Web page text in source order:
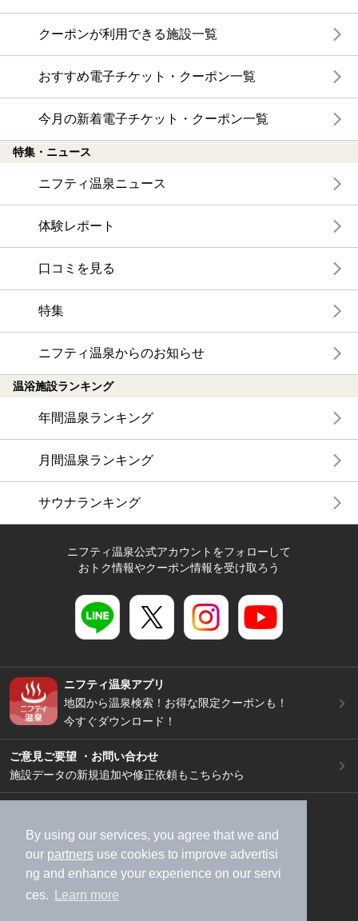
By using our services, you agree that we and
our partners use cookies to improve advertisi
ng and enhance your experience on our servi
ces.
Learn more
クーポンが利用できる施設一覧
おすすめ電子チケット・クーポン一覧
今月の新着電子チケット・クーポン一覧
特集・ニュース
ニフティ温泉ニュース
体験レポート
口コミを見る
特集
ニフティ温泉からのお知らせ
温浴施設ランキング
年間温泉ランキング
月間温泉ランキング
サウナランキング
ニフティ温泉公式アカウントをフォローして
おトク情報やクーポン情報を受け取ろう
ニフティ温泉アプリ
地図から温泉検索！お得な限定クーポンも！
今すぐダウンロード！
ご意見ご要望 ・お問い合わせ
施設データの新規追加や修正依頼もこちらから
加盟店募集（資料請求）
広告出稿のご案内
利用規約
ライフスタイルMEMBERS+規約
特定商取引法に基づく表記
ヘルプ
採用情報
運営会社